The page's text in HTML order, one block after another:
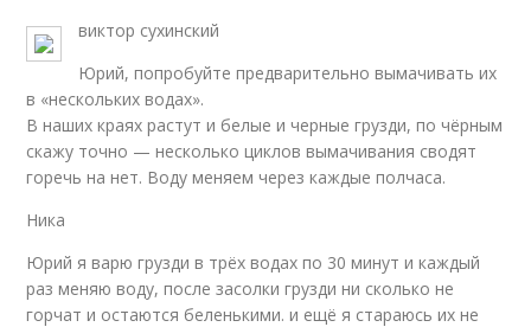
виктор сухинский
Юрий, попробуйте предварительно вымачивать их
в «нескольких водах».
В наших краях растут и белые и черные грузди, по чёрным
скажу точно — несколько циклов вымачивания сводят
горечь на нет. Воду меняем через каждые полчаса.
Ника
Юрий я варю грузди в трёх водах по 30 минут и каждый
раз меняю воду, после засолки грузди ни сколько не
горчат и остаются беленькими. и ещё я стараюсь их не